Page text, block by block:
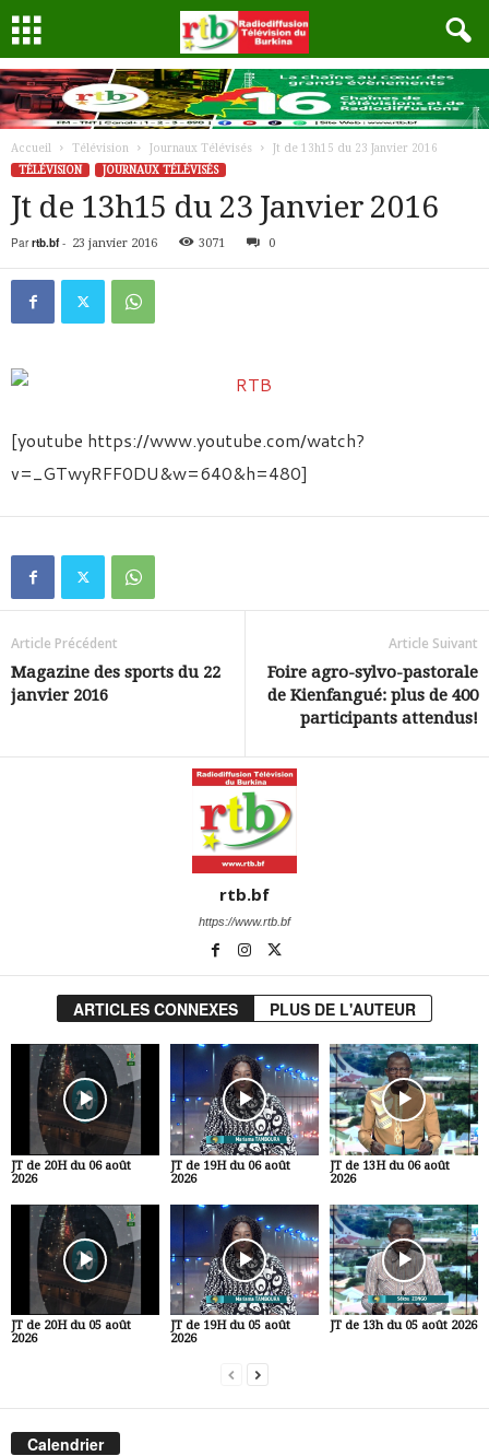
Accueil Télévision Journaux Télévisés
Jt de 13h15 du 23 Janvier 2016
TÉLÉVISION
JOURNAUX TÉLÉVISÉS
Jt de 13h15 du 23 Janvier 2016
Par rtb.bf- 23 janvier 2016 3071 0
[youtube https://www.youtube.com/watch?
v=_GTwyRFF0DU&w=640&h=480]
Article Précédent
Magazine des sports du 22
janvier 2016
Article Suivant
Foire agro-sylvo-pastorale
de Kienfangué: plus de 400
participants attendus!
rtb.bf
https://www.rtb.bf
ARTICLES CONNEXES PLUS DE L'AUTEUR
JT de 20H du 06 août
2026
JT de 19H du 06 août
2026
JT de 13H du 06 août
2026
JT de 20H du 05 août
2026
JT de 19H du 05 août
2026
JT de 13h du 05 août 2026
Calendrier